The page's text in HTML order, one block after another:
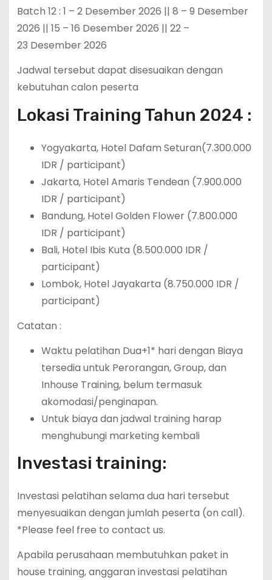
Batch 12 : 1 – 2 Desember 2026 || 8 – 9 Desember
2026 || 15 – 16 Desember 2026 || 22 –
23 Desember 2026
Jadwal tersebut dapat disesuaikan dengan
kebutuhan calon peserta
Lokasi Training Tahun 2024 :
Yogyakarta, Hotel Dafam Seturan(7.300.000
IDR / participant)
Jakarta, Hotel Amaris Tendean (7.900.000
IDR / participant)
Bandung, Hotel Golden Flower (7.800.000
IDR / participant)
Bali, Hotel Ibis Kuta (8.500.000 IDR /
participant)
Lombok, Hotel Jayakarta (8.750.000 IDR /
participant)
Catatan :
Waktu pelatihan Dua+1* hari dengan Biaya
tersedia untuk Perorangan, Group, dan
Inhouse Training, belum termasuk
akomodasi/penginapan.
Untuk biaya dan jadwal training harap
menghubungi marketing kembali
Investasi training:
Investasi pelatihan selama dua hari tersebut
menyesuaikan dengan jumlah peserta (on call).
*Please feel free to contact us.
Apabila perusahaan membutuhkan paket in
house training, anggaran investasi pelatihan